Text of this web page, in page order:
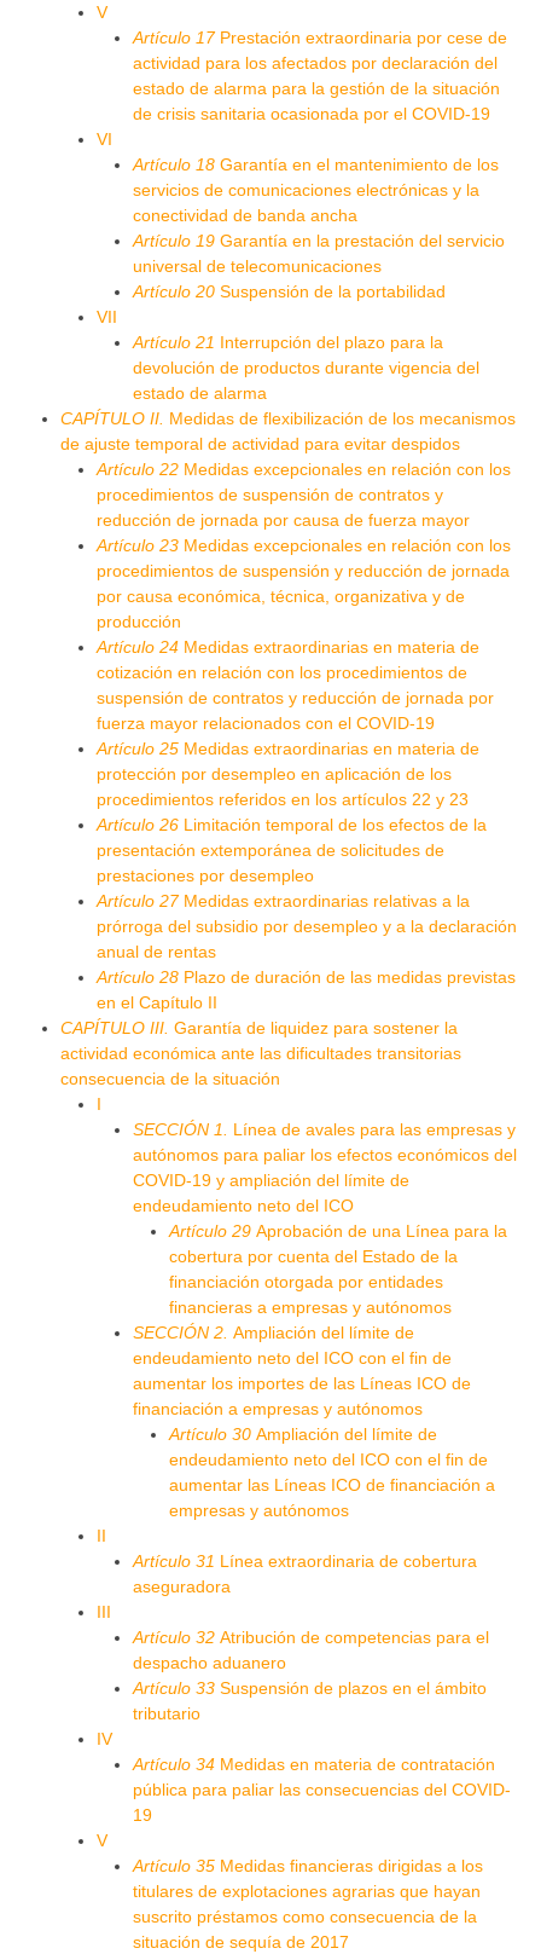
V
Artículo 17Prestación extraordinaria por cese de
actividad para los afectados por declaración del
estado de alarma para la gestión de la situación
de crisis sanitaria ocasionada por el COVID-19
VI
Artículo 18 Garantía en el mantenimiento de los
servicios de comunicaciones electrónicas y la
conectividad de banda ancha
Artículo 19 Garantía en la prestación del servicio
universal de telecomunicaciones
Artículo 20 Suspensión de la portabilidad
VII
Artículo 21 Interrupción del plazo para la
devolución de productos durante vigencia del
estado de alarma
CAPÍTULO II. Medidas de flexibilización de los mecanismos
de ajuste temporal de actividad para evitar despidos
Artículo 22 Medidas excepcionales en relación con los
procedimientos de suspensión de contratos y
reducción de jornada por causa de fuerza mayor
Artículo 23 Medidas excepcionales en relación con los
procedimientos de suspensión y reducción de jornada
por causa económica, técnica, organizativa y de
producción
Artículo 24 Medidas extraordinarias en materia de
cotización en relación con los procedimientos de
suspensión de contratos y reducción de jornada por
fuerza mayor relacionados con el COVID-19
Artículo 25 Medidas extraordinarias en materia de
protección por desempleo en aplicación de los
procedimientos referidos en los artículos 22 y 23
Artículo 26 Limitación temporal de los efectos de la
presentación extemporánea de solicitudes de
prestaciones por desempleo
Artículo 27Medidas extraordinarias relativas a la
prórroga del subsidio por desempleo y a la declaración
anual de rentas
Artículo 28 Plazo de duración de las medidas previstas
en el Capítulo II
CAPÍTULO III. Garantía de liquidez para sostener la
actividad económica ante las dificultades transitorias
consecuencia de la situación
I
SECCIÓN 1. Línea de avales para las empresas y
autónomos para paliar los efectos económicos del
COVID-19 y ampliación del límite de
endeudamiento neto del ICO
Artículo 29 Aprobación de una Línea para la
cobertura por cuenta del Estado de la
financiación otorgada por entidades
financieras a empresas y autónomos
SECCIÓN 2. Ampliación del límite de
endeudamiento neto del ICO con el fin de
aumentar los importes de las Líneas ICO de
financiación a empresas y autónomos
Artículo 30 Ampliación del límite de
endeudamiento neto del ICO con el fin de
aumentar las Líneas ICO de financiación a
empresas y autónomos
II
Artículo 31 Línea extraordinaria de cobertura
aseguradora
III
Artículo 32 Atribución de competencias para el
despacho aduanero
Artículo 33 Suspensión de plazos en el ámbito
tributario
IV
Artículo 34 Medidas en materia de contratación
pública para paliar las consecuencias del COVID-
19
V
Artículo 35 Medidas financieras dirigidas a los
titulares de explotaciones agrarias que hayan
suscrito préstamos como consecuencia de la
situación de sequía de 2017